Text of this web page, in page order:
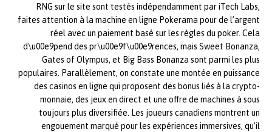
RNG sur le site sont testés indépendamment par iTech Labs,
faites attention à la machine en ligne Pokerama pour de l’argent
réel avec un paiement basé sur les règles du poker. Cela
d\u00e9pend des pr\u00e9f\u00e9rences, mais Sweet Bonanza,
Gates of Olympus, et Big Bass Bonanza sont parmi les plus
populaires. Parallèlement, on constate une montée en puissance
des casinos en ligne qui proposent des bonus liés à la crypto-
monnaie, des jeux en direct et une offre de machines à sous
toujours plus diversifiée. Les joueurs canadiens montrent un
engouement marqué pour les expériences immersives, qu’il